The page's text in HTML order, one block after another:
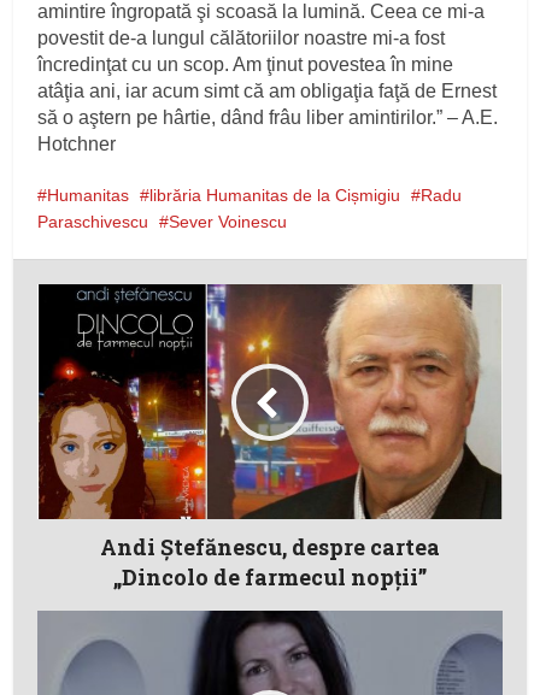
amintire îngropată şi scoasă la lumină. Ceea ce mi‑a
povestit de‑a lungul călătoriilor noastre mi‑a fost
încredinţat cu un scop. Am ţinut povestea în mine
atâţia ani, iar acum simt că am obligaţia faţă de Ernest
să o aştern pe hârtie, dând frâu liber amintirilor.” – A.E.
Hotchner
Humanitas librăria Humanitas de la Cișmigiu
Radu
Paraschivescu
Sever Voinescu
Andi Ștefănescu, despre cartea
„Dincolo de farmecul nopții”